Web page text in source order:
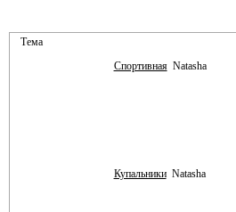
Тема
Спортивная Natasha
Купальники Natasha